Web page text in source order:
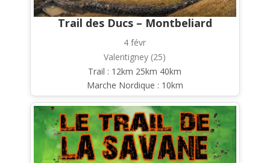
Trail des Ducs – Montbeliard
4 févr
Valentigney (25)
Trail : 12km 25km 40km
Marche Nordique : 10km